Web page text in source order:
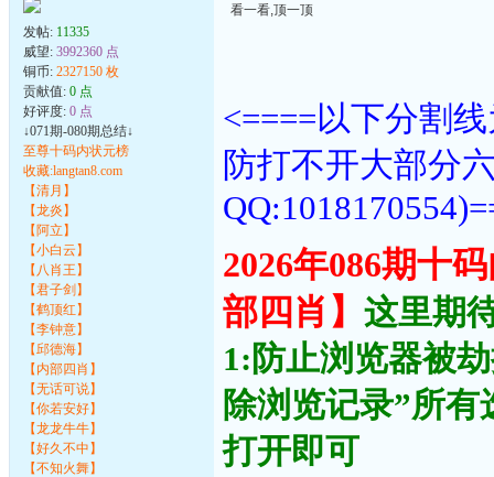
发帖: 11335
威望: 3992360 点
铜币: 2327150 枚
贡献值: 0 点
好评度: 0 点
↓071期-080期总结↓
至尊十码内状元榜
收藏:langtan8.com
【清月】
【龙炎】
【阿立】
【小白云】
【八肖王】
【君子剑】
【鹤顶红】
【李钟意】
【邱德海】
【内部四肖】
【无话可说】
【你若安好】
【龙龙牛牛】
【好久不中】
【不知火舞】
看一看,顶一顶
<====以下分割
防打不开大部分
2026年086期十
部四肖】 这里期
1:防止浏览器被
除浏览记录”所
打开即可